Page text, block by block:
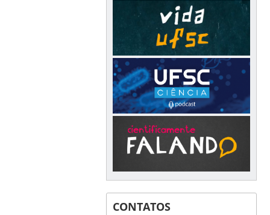
CONTATOS